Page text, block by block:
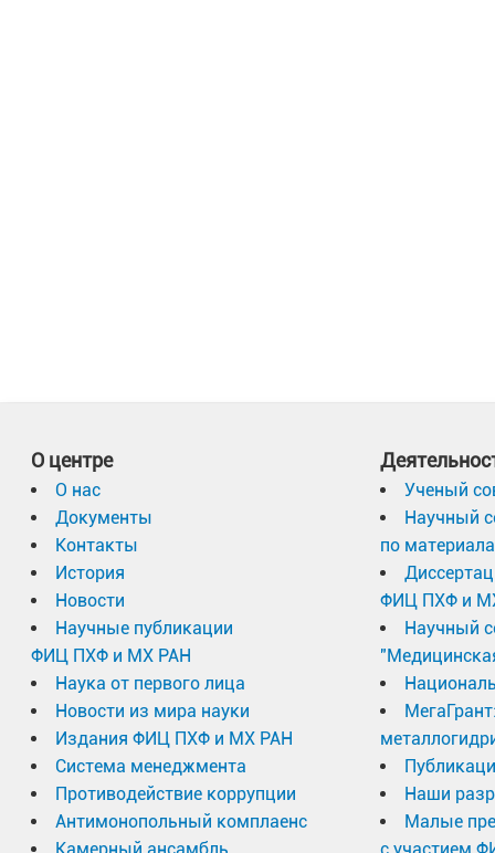
О центре
О нас
Документы
Контакты
История
Новости
Научные публикации
ФИЦ ПХФ и МХ РАН
Наука от первого лица
Новости из мира науки
Издания ФИЦ ПХФ и МХ РАН
Система менеджмента
Противодействие коррупции
Антимонопольный комплаенс
Ученый
Научный
по
ФИЦ ПХФ и
Научный
Наши
Малые